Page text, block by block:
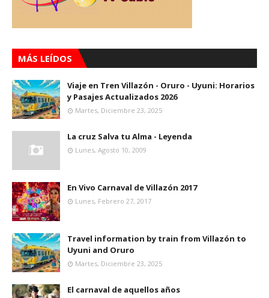
MÁS LEÍDOS
Viaje en Tren Villazón - Oruro - Uyuni: Horarios
y Pasajes Actualizados 2026
Martes, Diciembre 23, 2025
La cruz Salva tu Alma - Leyenda
Lunes, Agosto 10, 2009
En Vivo Carnaval de Villazón 2017
Lunes, Febrero 27, 2017
Travel information by train from Villazón to
Uyuni and Oruro
Martes, Diciembre 23, 2025
El carnaval de aquellos años